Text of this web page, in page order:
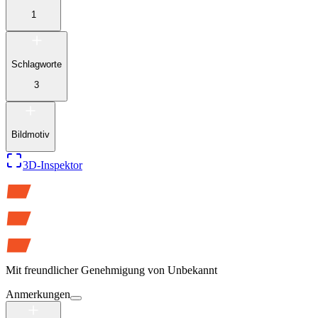
1
Schlagworte
3
Bildmotiv
3D-Inspektor
Mit freundlicher Genehmigung von Unbekannt
Anmerkungen